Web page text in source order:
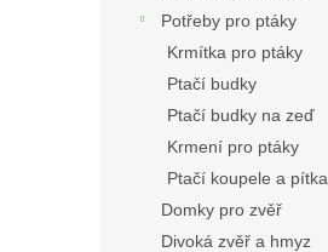
Potřeby pro ptáky
Krmítka pro ptáky
Ptačí budky
Ptačí budky na zeď
Krmení pro ptáky
Ptačí koupele a pítka
Domky pro zvěř
Divoká zvěř a hmyz